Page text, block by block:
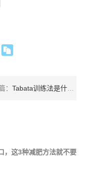
： Tabata训练法是什么？4分钟的锻炼真的有效吗？
，这3种减肥方法就不要